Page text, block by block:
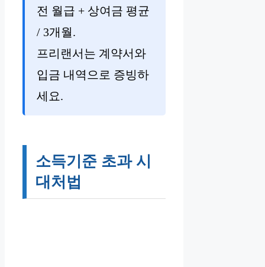
전 월급 + 상여금 평균
/ 3개월.
프리랜서는 계약서와
입금 내역으로 증빙하
세요.
소득기준 초과 시
대처법